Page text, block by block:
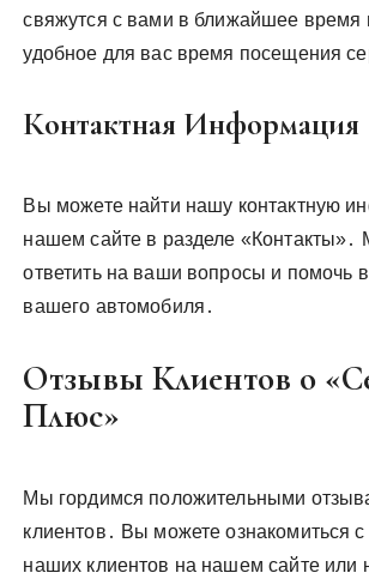
свяжутся с вами в ближайшее время
удобное для вас время посещения
Контактная Информация
Вы можете найти нашу контактную
нашем сайте в разделе «Контакты»․
ответить на ваши вопросы и помочь
вашего автомобиля․
Отзывы Клиентов о
Плюс»
Мы гордимся положительными
клиентов․ Вы можете ознакомиться
наших клиентов на нашем сайте или